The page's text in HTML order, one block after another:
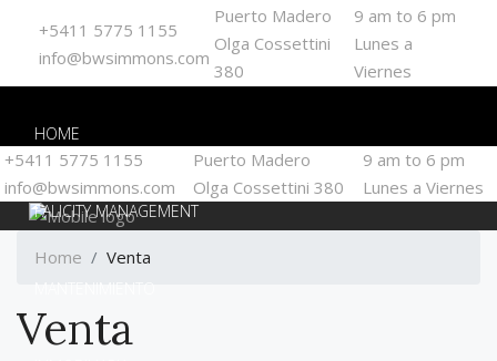
+5411 5775 1155
info@bwsimmons.com
Puerto Madero
Olga Cossettini
380
9 am to 6 pm
Lunes a
Viernes
HOME
FALICITY MANAGEMENT
+5411 5775 1155
info@bwsimmons.com
Puerto Madero
Olga Cossettini 380
9 am to 6 pm
Lunes a Viernes
Home Venta
Venta